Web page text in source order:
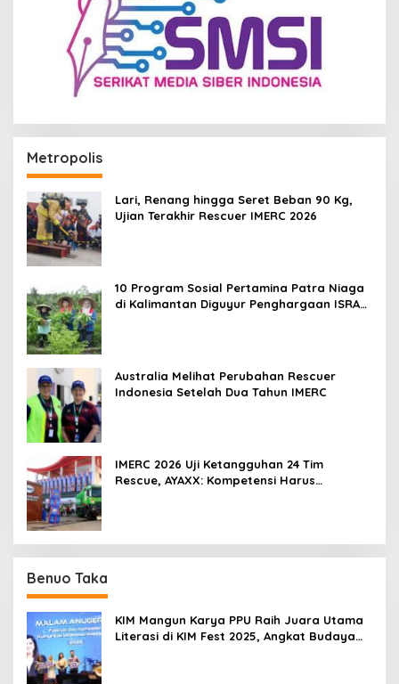
Metropolis
Lari, Renang hingga Seret Beban 90 Kg,
Ujian Terakhir Rescuer IMERC 2026
10 Program Sosial Pertamina Patra Niaga
di Kalimantan Diguyur Penghargaan ISRA
Australia Melihat Perubahan Rescuer
Indonesia Setelah Dua Tahun IMERC
IMERC 2026 Uji Ketangguhan 24 Tim
Rescue, AYAXX: Kompetensi Harus
Benuo Taka
KIM Mangun Karya PPU Raih Juara Utama
Literasi di KIM Fest 2025, Angkat Budaya